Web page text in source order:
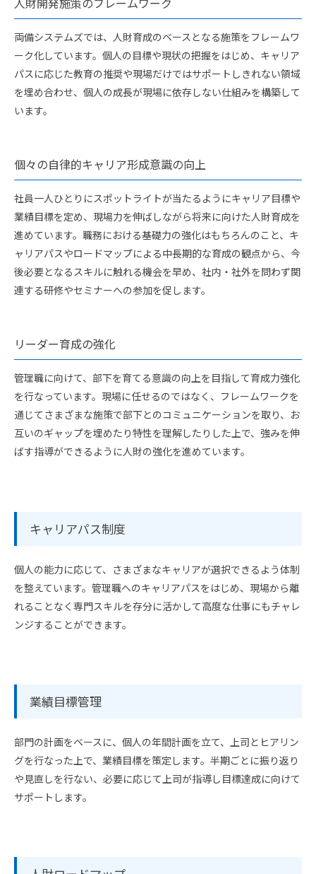
両備システムズでは、人財育成のベースとなる施策をフレームワ
ーク化しています。個人の目標や現状の把握をはじめ、キャリア
パスに応じた教育の推奨や現場だけではサポートしきれない領域
を埋め合わせ、個人の成長が現場に依存しない仕組みを構築して
います。
個々の自律的キャリア形成意識の向上
社員一人ひとりにスポットライトが当たるようにキャリア目標や
業績目標を定め、現場力を伸ばしながら将来に向けた人財育成を
進めています。職務における基礎力の強化はもちろんのこと、キ
ャリアパスやロードマップによる中長期的な育成の観点から、今
後必要となるスキルに触れる機会を早め、社内・社外を問わず関
連する研修やセミナーへの参加を促します。
リーダー育成の強化
管理職に向けて、部下を育てる意識の向上を目指して育成力強化
を行なっています。現場に任せるのではなく、フレームワークを
通じてさまざまな施策で部下とのコミュニケーションを取り、お
互いのギャップを埋めたり特性を理解したりした上で、強みを伸
ばす指導ができるように人財の強化を進めています。
キャリアパス制度
個人の能力に応じて、さまざまなキャリアが選択できるよう体制
を整えています。管理職へのキャリアパスをはじめ、現場から離
れることなく専門スキルを存分に活かして高度な仕事にもチャレ
ンジすることができます。
業績目標管理
部門の計画をベースに、個人の年間計画を立て、上司とヒアリン
グを行なった上で、業績目標を策定します。半期ごとに振り返り
や見直しを行ない、必要に応じて上司が指導し目標達成に向けて
サポートします。